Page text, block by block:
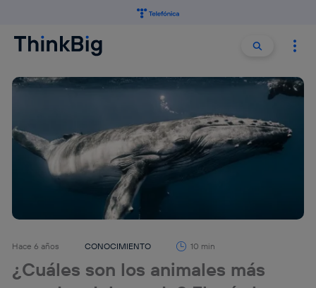
Buscar
Hace 6 años CONOCIMIENTO 10 min
¿Cuáles son los animales más